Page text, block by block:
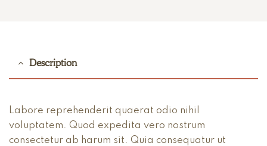
Description
Labore reprehenderit quaerat odio nihil
voluptatem. Quod expedita vero nostrum
consectetur ab harum sit. Quia consequatur ut